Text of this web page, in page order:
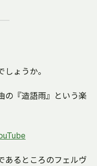
ょうか。
の『造語雨』という楽
あるところのフェルヴ